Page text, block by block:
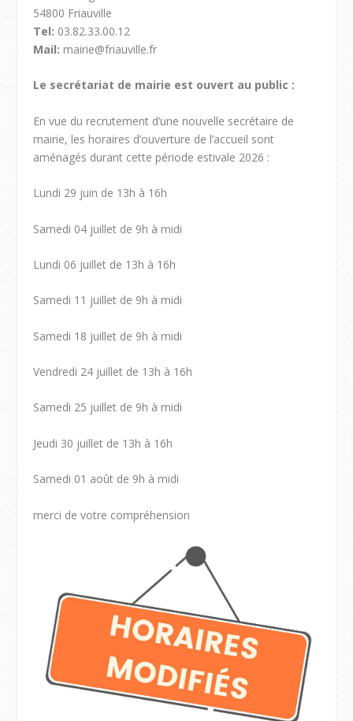
54800 Friauville
Tel: 03.82.33.00.12
Mail: mairie@friauville.fr
Le secrétariat de mairie est ouvert au public :
En vue du recrutement d’une nouvelle secrétaire de
mairie, les horaires d’ouverture de l’accueil sont
aménagés durant cette période estivale 2026 :
Lundi 29 juin de 13h à 16h
Samedi 04 juillet de 9h à midi
Lundi 06 juillet de 13h à 16h
Samedi 11 juillet de 9h à midi
Samedi 18 juillet de 9h à midi
Vendredi 24 juillet de 13h à 16h
Samedi 25 juillet de 9h à midi
Jeudi 30 juillet de 13h à 16h
Samedi 01 août de 9h à midi
merci de votre compréhension